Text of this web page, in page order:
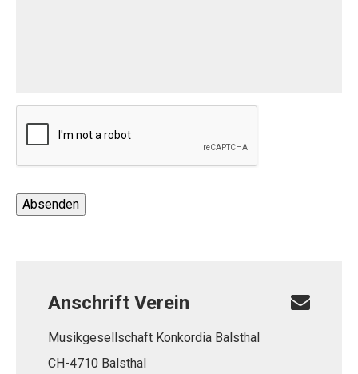
Absenden
Anschrift Verein
Musikgesellschaft Konkordia Balsthal
CH-4710 Balsthal